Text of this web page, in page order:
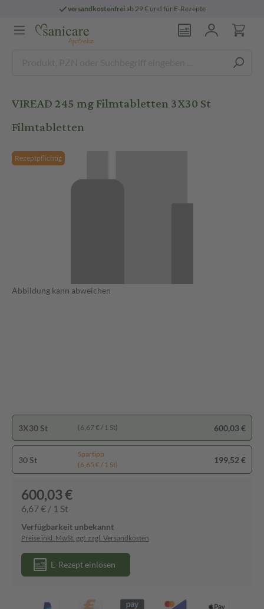
versandkostenfreiab 29 € und für E-Rezepte
VIREAD 245 mg Filmtabletten 3X30 St
Filmtabletten
Rezeptpflichtig
Abbildung kann abweichen
3X30 St (6,67 € / 1 St) 600,03 €
30 St
Spartipp
(6,65 € / 1 St)
199,52 €
600,03 €
6,67 € / 1 St
Verfügbarkeit unbekannt
Preise inkl. MwSt. ggf. zzgl. Versandkosten
E-Rezept einlösen